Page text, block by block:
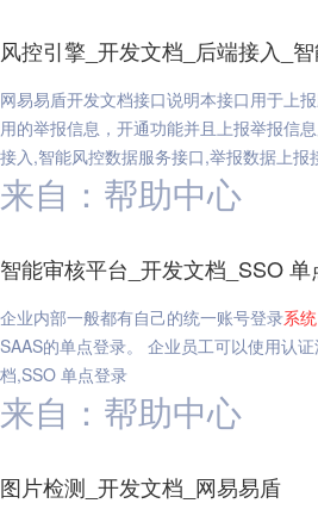
风控引擎_开发文档_后端接入_
网易易盾开发文档接口说明本接口用于上
用的举报信息，开通功能并且上报举报信
接入,智能风控数据服务接口,举报数据上报
来自：帮助中心
智能审核平台_开发文档_SSO
企业内部一般都有自己的统一账号登录系统
SAAS的单点登录。 企业员工可以使用认
档,SSO 单点登录
来自：帮助中心
图片检测_开发文档_网易易盾